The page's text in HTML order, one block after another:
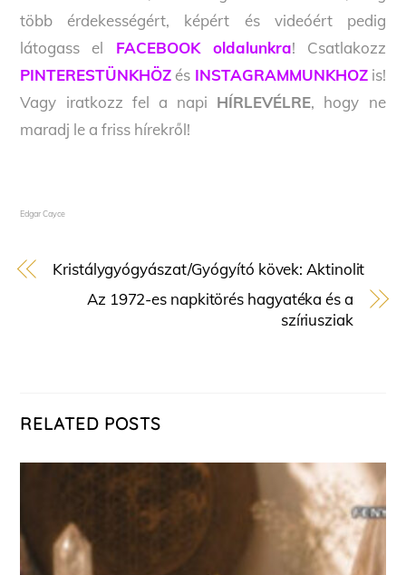
több érdekességért, képért és videóért pedig
látogass el FACEBOOK oldalunkra! Csatlakozz
PINTERESTÜNKHÖZ és INSTAGRAMMUNKHOZis!
Vagy iratkozz fel a napi HÍRLEVÉLRE, hogy ne
maradj le a friss hírekről!
Edgar Cayce
Kristálygyógyászat/Gyógyító kövek: Aktinolit
Az 1972-es napkitörés hagyatéka és a
szíriusziak
RELATED POSTS